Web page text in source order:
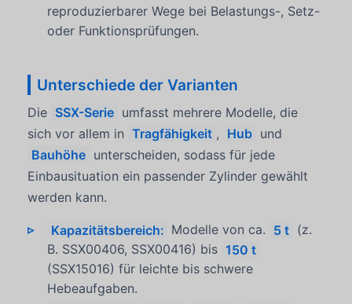
reproduzierbarer Wege bei Belastungs-, Setz-
oder Funktionsprüfungen.
Unterschiede der Varianten
Die SSX-Serie umfasst mehrere Modelle, die
sich vor allem in Tragfähigkeit , Hub und
Bauhöhe unterscheiden, sodass für jede
Einbausituation ein passender Zylinder gewählt
werden kann.
Kapazitätsbereich: Modelle von ca. 5 t (z.
B. SSX00406, SSX00416) bis 150 t
(SSX15016) für leichte bis schwere
Hebeaufgaben.